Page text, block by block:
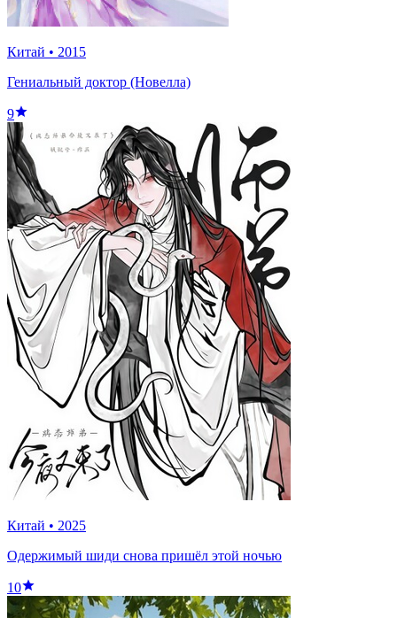
Китай • 2015
Гениальный доктор (Новелла)
9
Китай • 2025
Одержимый шиди снова пришёл этой ночью
10